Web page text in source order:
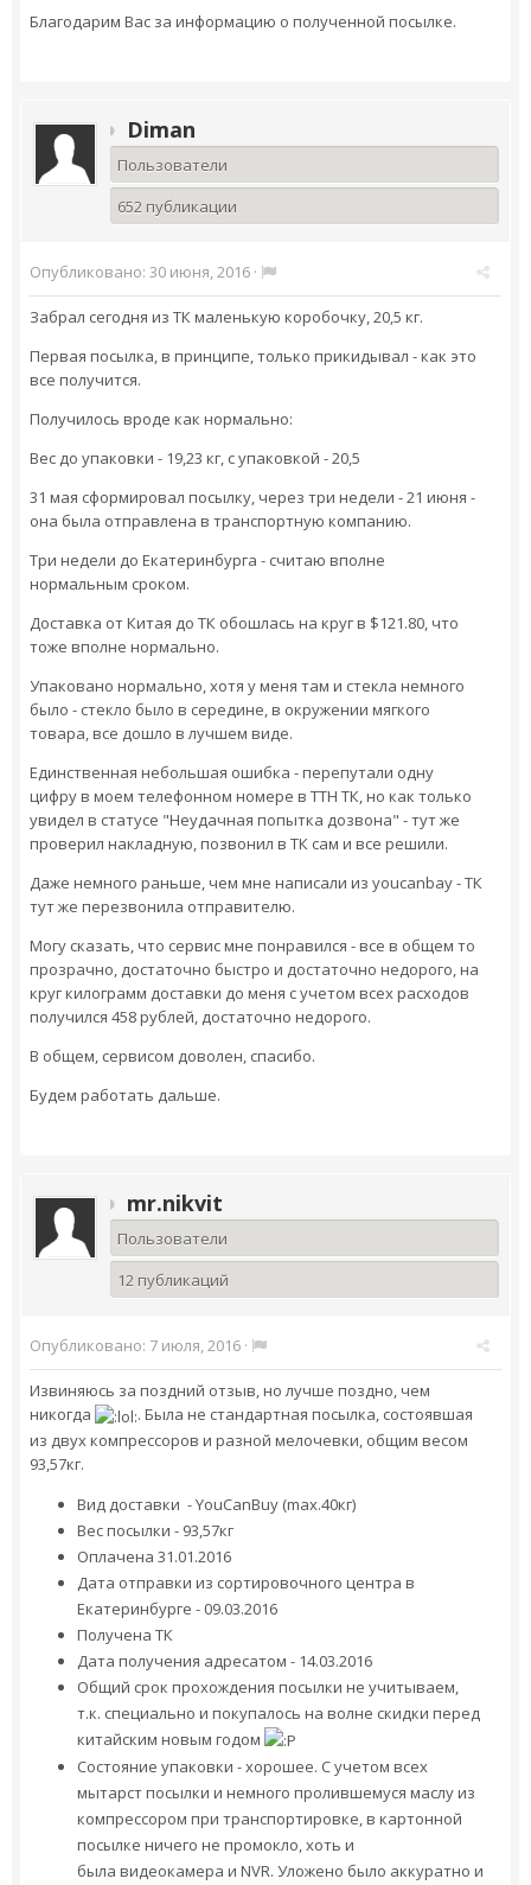
Благодарим Вас за информацию о полученной посылке.
Diman
Пользователи
652 публикации
Опубликовано: 30 июня, 2016 ·
Забрал сегодня из ТК маленькую коробочку, 20,5 кг.
Первая посылка, в принципе, только прикидывал - как это
все получится.
Получилось вроде как нормально:
Вес до упаковки - 19,23 кг, с упаковкой - 20,5
31 мая сформировал посылку, через три недели - 21 июня -
она была отправлена в транспортную компанию.
Три недели до Екатеринбурга - считаю вполне
нормальным сроком.
Доставка от Китая до ТК обошлась на круг в $121.80, что
тоже вполне нормально.
Упаковано нормально, хотя у меня там и стекла немного
было - стекло было в середине, в окружении мягкого
товара, все дошло в лучшем виде.
Единственная небольшая ошибка - перепутали одну
цифру в моем телефонном номере в ТТН ТК, но как только
увидел в статусе "Неудачная попытка дозвона" - тут же
проверил накладную, позвонил в ТК сам и все решили.
Даже немного раньше, чем мне написали из youcanbay - ТК
тут же перезвонила отправителю.
Могу сказать, что сервис мне понравился - все в общем то
прозрачно, достаточно быстро и достаточно недорого, на
круг килограмм доставки до меня с учетом всех расходов
получился 458 рублей, достаточно недорого.
В общем, сервисом доволен, спасибо.
Будем работать дальше.
mr.nikvit
Пользователи
12 публикаций
Опубликовано: 7 июля, 2016 ·
Извиняюсь за поздний отзыв, но лучше поздно, чем
никогда
. Была не стандартная посылка, состоявшая
из двух компрессоров и разной мелочевки, общим весом
93,57кг.
Вид доставки - YouCanBuy (max.40кг)
Вес посылки - 93,57кг
Оплачена 31.01.2016
Дата отправки из сортировочного центра в
Екатеринбурге - 09.03.2016
Получена ТК
Дата получения адресатом - 14.03.2016
Общий срок прохождения посылки не учитываем,
т.к. специально и покупалось на волне скидки перед
китайским новым годом
Состояние упаковки - хорошее. С учетом всех
мытарст посылки и немного пролившемуся маслу из
компрессором при транспортировке, в картонной
посылке ничего не промокло, хоть и
была видеокамера и NVR. Уложено было аккуратно и